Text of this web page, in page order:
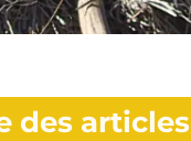
des articles